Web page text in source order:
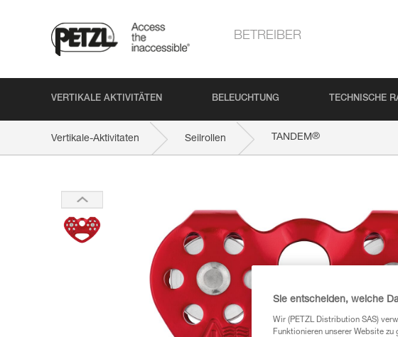
BETREIBER
VERTIKALE AKTIVITÄTEN BELEUCHTUNG TECHNISCHE
Vertikale-Aktivitaten Seilrollen TANDEM®
Sie entscheiden, welche
Wir (PETZL Distribution SAS)
Funktionieren unserer Website